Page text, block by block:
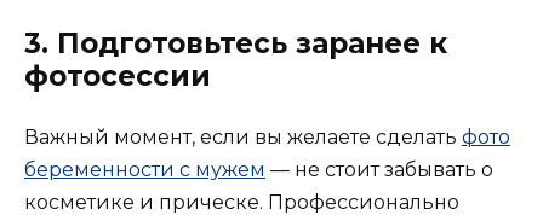
3. Подготовьтесь заранее к
фотосессии
Важный момент, если вы желаете сделать фото
беременности с мужем — не стоит забывать о
косметике и прическе. Профессионально